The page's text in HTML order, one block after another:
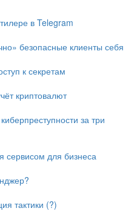
в Telegram
безопасные клиенты себя
к секретам
криптовалют
за три
сервисом для бизнеса
тактики (?)